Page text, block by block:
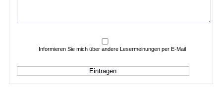
Informieren Sie mich über andere Lesermeinungen per E-Mail